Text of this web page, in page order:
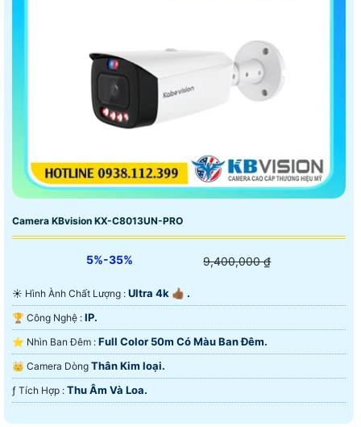
Camera KBvision KX-C8013UN-PRO
5%-35% 9,400,000 ₫
☀️ Hình Ành Chất Lượng : Ultra 4k 👍🏾 .
🏆 Công Nghệ : IP.
⭐ Nhìn Ban Đêm : Full Color 50m Có Màu Ban Ðêm.
👑 Camera Dòng Thân Kim loại.
️ƒ Tích Hợp : Thu Âm Và Loa.